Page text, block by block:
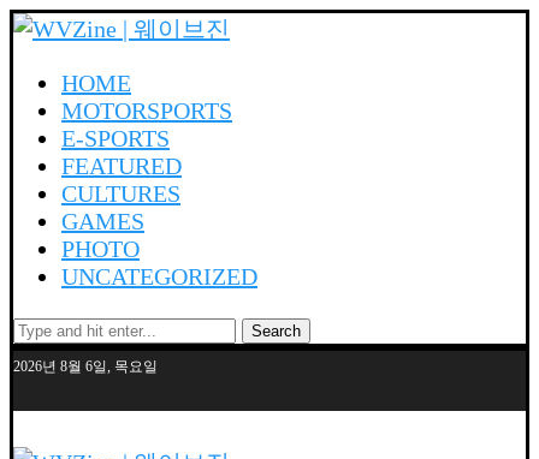
HOME
MOTORSPORTS
E-SPORTS
FEATURED
CULTURES
GAMES
PHOTO
UNCATEGORIZED
Search
2026년 8월 6일, 목요일